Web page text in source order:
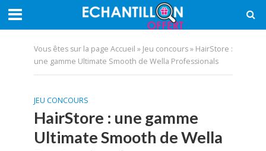
Vous êtes sur la page Accueil » Jeu concours» HairStore :
une gamme Ultimate Smooth de Wella Professionals
JEU CONCOURS
HairStore : une gamme
Ultimate Smooth de Wella